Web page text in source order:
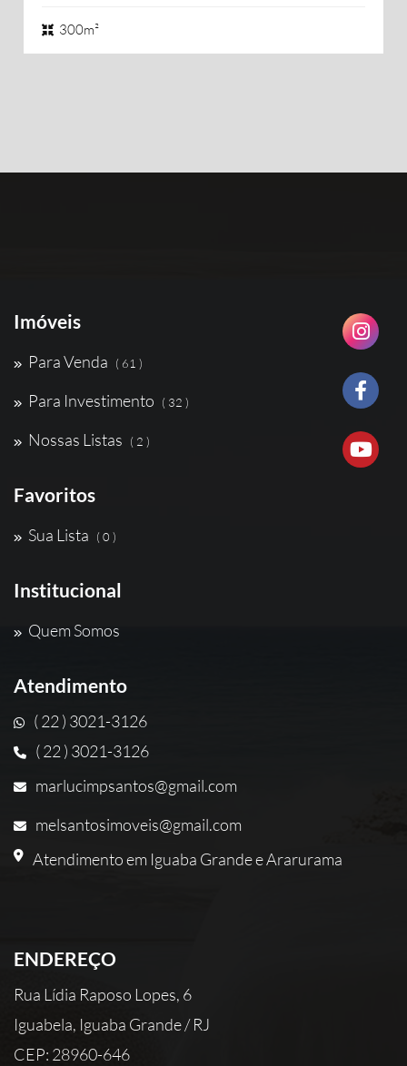
300m²
Imóveis
Para Venda ( 61 )
Para Investimento ( 32 )
Nossas Listas ( 2 )
Favoritos
Sua Lista ( 0 )
Institucional
Quem Somos
Atendimento
( 22 ) 3021-3126
( 22 ) 3021-3126
marlucimpsantos@gmail.com
melsantosimoveis@gmail.com
Atendimento em Iguaba Grande e Ararurama
ENDEREÇO
Rua Lídia Raposo Lopes, 6
Iguabela, Iguaba Grande / RJ
CEP: 28960-646